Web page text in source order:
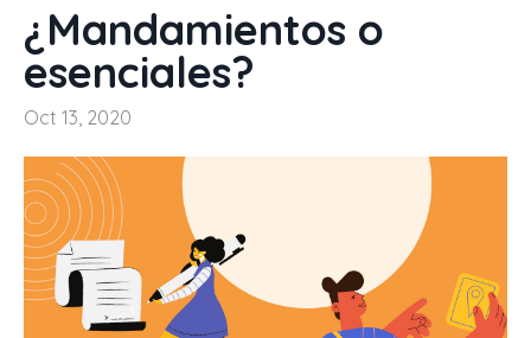
¿Mandamientos o
esenciales?
Oct 13, 2020